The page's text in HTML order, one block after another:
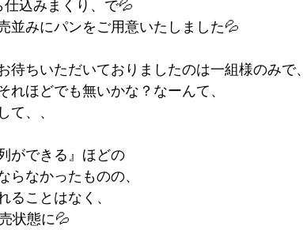
込みまくり、で💦
並みにパンをご用意いたしました💦
待ちいただいておりましたのは一組様のみで、
れほどでも無いかな？なーんて、
て、、
ができる』ほどの
らなかったものの、
ることはなく、
状態に💦